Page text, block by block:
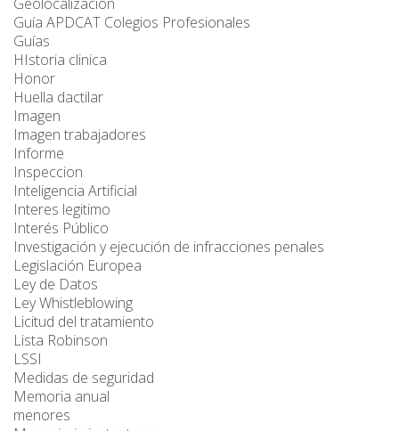
Guía APDCAT Colegios Profesionales
Guías
HIstoria clinica
Honor
Huella dactilar
Imagen
Imagen trabajadores
Informe
Inspeccion
Inteligencia Artificial
Interes legitimo
Interés Público
Investigación y ejecución de infracciones penales
Legislación Europea
Ley de Datos
Ley Whistleblowing
Licitud del tratamiento
Lista Robinson
LSSI
Medidas de seguridad
Memoria anual
menores